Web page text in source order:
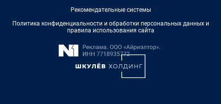
Рекомендательные системы
Политика конфиденциальности и обработки персональных данных и
правила использования сайта